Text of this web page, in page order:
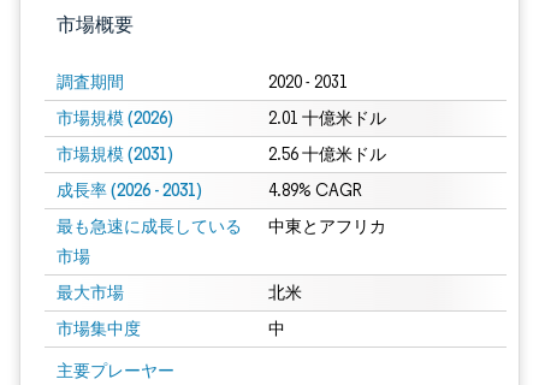
市場概要
調査期間 2020 - 2031
市場規模 (2026) 2.01 十億米ドル
市場規模 (2031) 2.56 十億米ドル
成長率 (2026 - 2031) 4.89% CAGR
最も急速に成長している
市場
中東とアフリカ
最大市場 北米
市場集中度 中
主要プレーヤー
画像 © Mordor Intelligence。再利用にはCC BY 4.0の表示が必要です。